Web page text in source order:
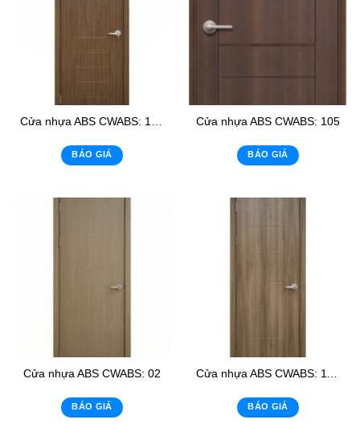
Cửa nhựa ABS CWABS: 105-1
BÁO GIÁ
Cửa nhựa ABS CWABS: 105
BÁO GIÁ
Cửa nhựa ABS CWABS: 02
BÁO GIÁ
Cửa nhựa ABS CWABS: 118-1
BÁO GIÁ